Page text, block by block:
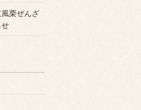
栗ぜんざ
せ